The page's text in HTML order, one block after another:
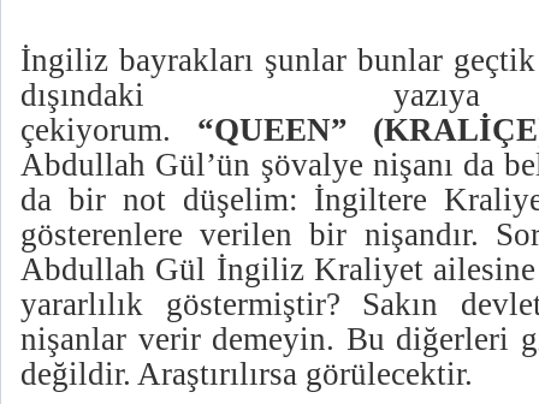
İngiliz bayrakları şunlar bunlar
dışındaki
çekiyorum. “QUEEN”
Abdullah Gül’ün şövalye nişanı da
da bir not düşelim: İngiltere
gösterenlere verilen bir nişandır.
Abdullah Gül İngiliz Kraliyet
yararlılık göstermiştir? Sakın
nişanlar verir demeyin. Bu diğerleri
değildir. Araştırılırsa görülecektir.